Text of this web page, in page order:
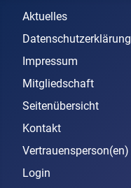
Aktuelles
Datenschutzerklärung
Impressum
Mitgliedschaft
Seitenübersicht
Kontakt
Vertrauensperson(en)
Login